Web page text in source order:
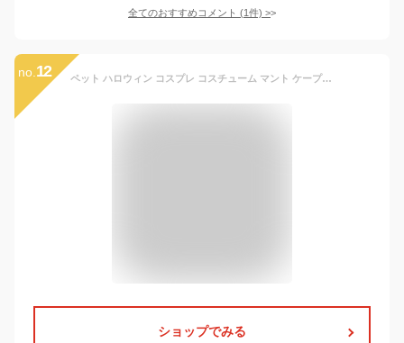
全てのおすすめコメント (1件) >
no. 12 ペット ハロウィン コスプレ コスチューム マント ケープ 帽子 犬 猫用 仮装 かわいい 黒 悪魔 変身服 クリスマス 写真撮影 (M：首周り31cm)
ショップでみる